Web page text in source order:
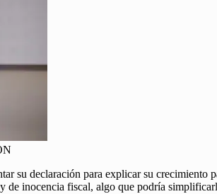
su declaración para explicar su
inocencia fiscal, algo que podría